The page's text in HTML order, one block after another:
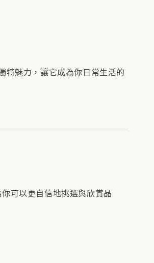
特魅力，讓它成為你日常生活的
可以更自信地挑選與欣賞晶